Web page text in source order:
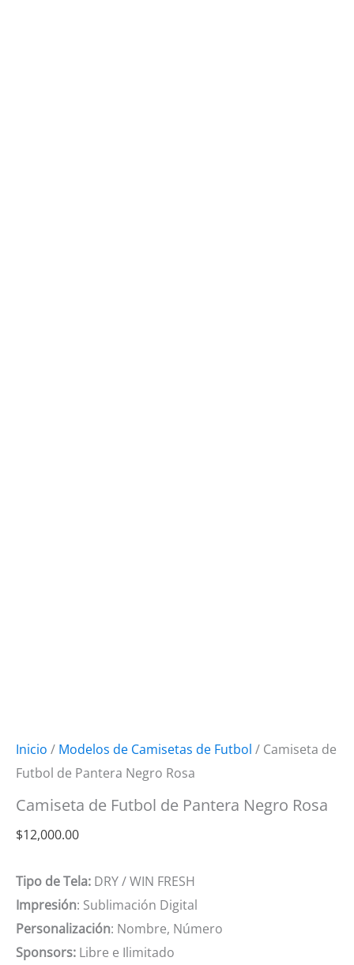
Inicio / Modelos de Camisetas de Futbol / Camiseta de
Futbol de Pantera Negro Rosa
Camiseta de Futbol de Pantera Negro Rosa
$12,000.00
Tipo de Tela: DRY / WIN FRESH
Impresión: Sublimación Digital
Personalización: Nombre, Número
Sponsors: Libre e Ilimitado